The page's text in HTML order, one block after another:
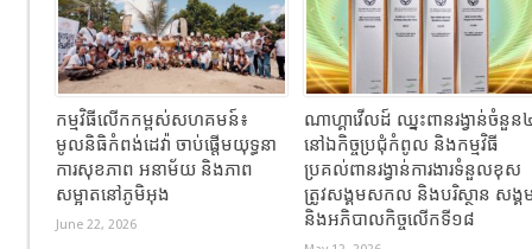
កម្មវិធីលើកកម្ពស់សហគមន៍៖
មូលនិធិកំពង់ដេវ៉ា ចាប់ផ្តើមយុទ្ធនា
ការសុខភាព អនាម័យ និងភាព
សម្អាតនៅភូមិអុង
June 22, 2026
ណាហ្គាវើលដ៍ ឈ្នះពានរង្វាន់ចំនួន
នៅឯកិច្ចប្រជុំកំពូល និងកម្មវិធី
ប្រគល់ពានរង្វាន់ការងារទំនួលខុស
ត្រូវសង្គមសកល និងបរិស្ថាន សង្គ
និងអភិបាលកិច្ចលើកទី១៨